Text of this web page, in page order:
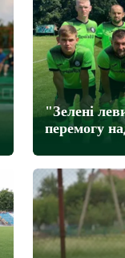
"Зелені
перемогу